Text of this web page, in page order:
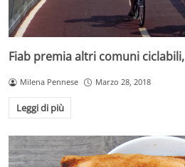
Fiab premia altri comuni
Milena Pennese Marzo 28, 2018
Leggi di più